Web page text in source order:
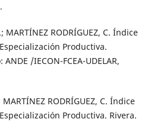
MARTÍNEZ RODRÍGUEZ, C. Índice
Productiva.
/IECON-FCEA-UDELAR,
MARTÍNEZ RODRÍGUEZ, C. Índice
Productiva. Rivera.